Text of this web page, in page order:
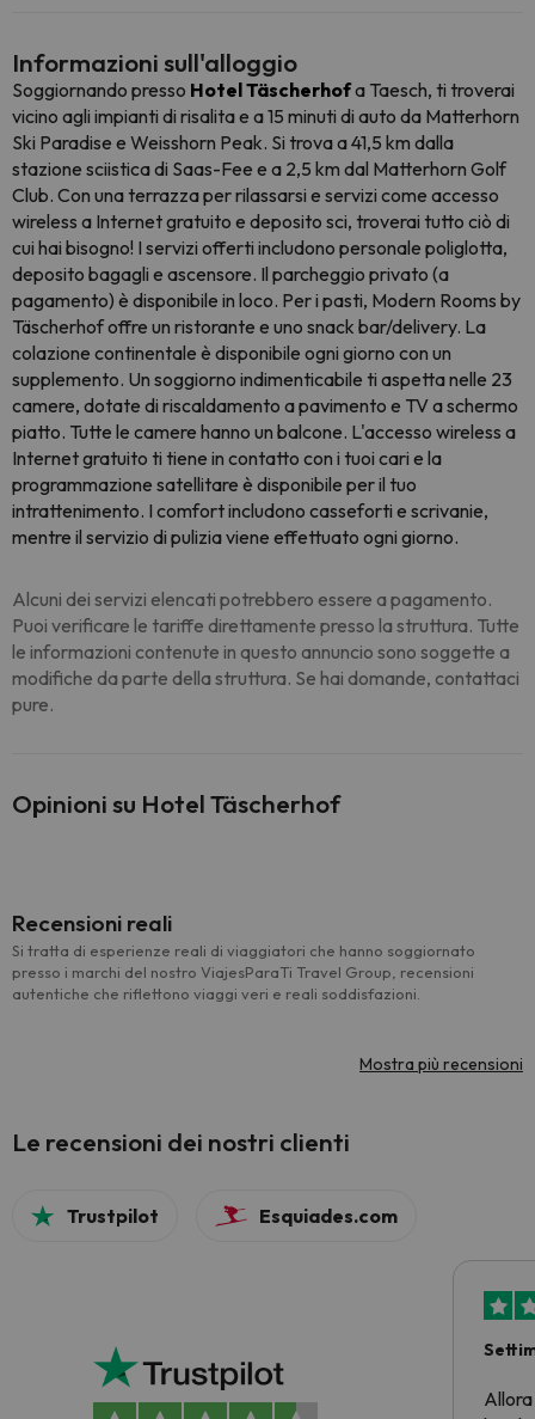
Informazioni sull'alloggio
Soggiornando presso Hotel Täscherhofa Taesch, ti troverai
vicino agli impianti di risalita e a 15 minuti di auto da Matterhorn
Ski Paradise e Weisshorn Peak. Si trova a 41,5 km dalla
stazione sciistica di Saas-Fee e a 2,5 km dal Matterhorn Golf
Club. Con una terrazza per rilassarsi e servizi come accesso
wireless a Internet gratuito e deposito sci, troverai tutto ciò di
cui hai bisogno! I servizi offerti includono personale poliglotta,
deposito bagagli e ascensore. Il parcheggio privato (a
pagamento) è disponibile in loco. Per i pasti, Modern Rooms by
Täscherhof offre un ristorante e uno snack bar/delivery. La
colazione continentale è disponibile ogni giorno con un
supplemento. Un soggiorno indimenticabile ti aspetta nelle 23
camere, dotate di riscaldamento a pavimento e TV a schermo
piatto. Tutte le camere hanno un balcone. L'accesso wireless a
Internet gratuito ti tiene in contatto con i tuoi cari e la
programmazione satellitare è disponibile per il tuo
intrattenimento. I comfort includono casseforti e scrivanie,
mentre il servizio di pulizia viene effettuato ogni giorno.
Alcuni dei servizi elencati potrebbero essere a pagamento.
Puoi verificare le tariffe direttamente presso la struttura. Tutte
le informazioni contenute in questo annuncio sono soggette a
modifiche da parte della struttura. Se hai domande, contattaci
pure.
Opinioni su Hotel Täscherhof
Recensioni reali
Si tratta di esperienze reali di viaggiatori che hanno soggiornato
presso i marchi del nostro ViajesParaTi Travel Group, recensioni
autentiche che riflettono viaggi veri e reali soddisfazioni.
Mostra più recensioni
Le recensioni dei nostri clienti
Trustpilot Esquiades.com
Allora